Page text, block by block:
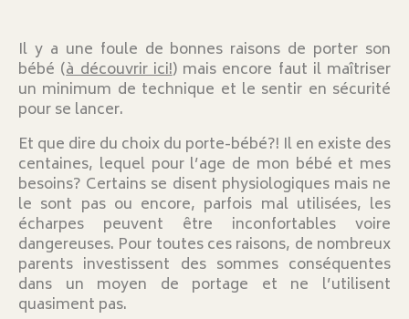
Il y a une foule de bonnes raisons de porter son
bébé (à découvrir ici!) mais encore faut il maîtriser
un minimum de technique et le sentir en sécurité
pour se lancer.
Et que dire du choix du porte-bébé?! Il en existe des
centaines, lequel pour l’age de mon bébé et mes
besoins? Certains se disent physiologiques mais ne
le sont pas ou encore, parfois mal utilisées, les
écharpes peuvent être inconfortables voire
dangereuses. Pour toutes ces raisons, de nombreux
parents investissent des sommes conséquentes
dans un moyen de portage et ne l’utilisent
quasiment pas.